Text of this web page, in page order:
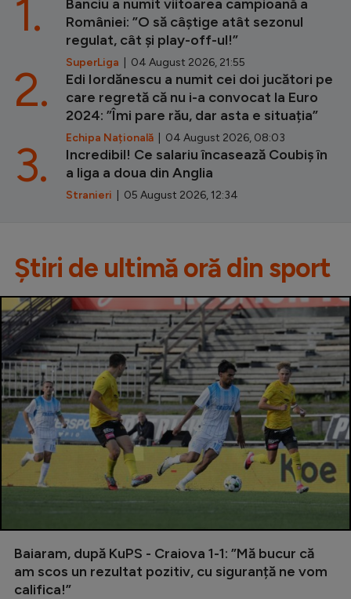
Banciu a numit viitoarea campioană a
României: ”O să câștige atât sezonul
regulat, cât și play-off-ul!”
SuperLiga | 04 August 2026, 21:55
1.
Edi Iordănescu a numit cei doi jucători pe
care regretă că nu i-a convocat la Euro
2024: ”Îmi pare rău, dar asta e situația”
Echipa Națională | 04 August 2026, 08:03
2.
Incredibil! Ce salariu încasează Coubiș în
a liga a doua din Anglia
Stranieri | 05 August 2026, 12:34
3.
Știri de ultimă oră din sport
Baiaram, după KuPS - Craiova 1-1: ”Mă bucur că
am scos un rezultat pozitiv, cu siguranță ne vom
califica!”